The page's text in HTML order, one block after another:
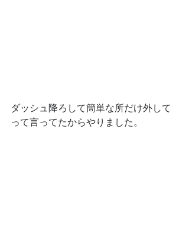
ダッシュ降ろして簡単な所だけ外して
って言ってたからやりました。